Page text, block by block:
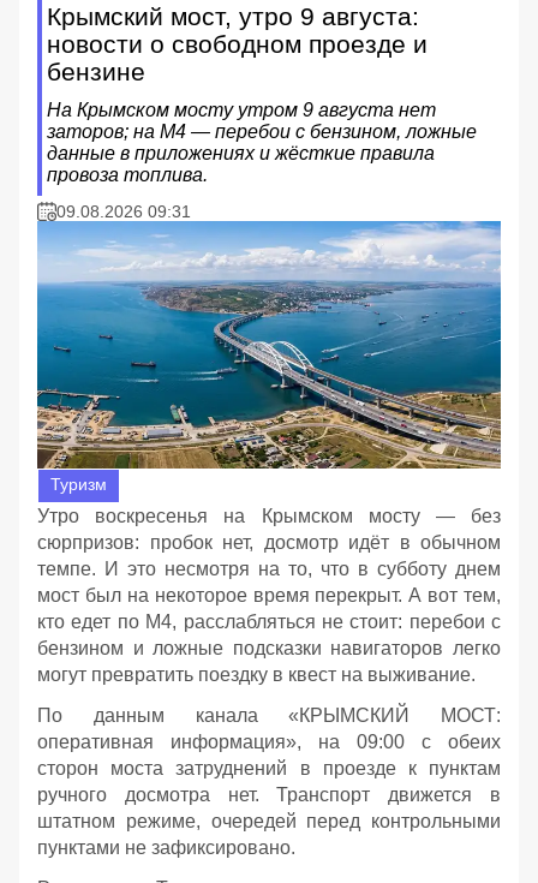
Крымский мост, утро 9 августа:
новости о свободном проезде и
бензине
На Крымском мосту утром 9 августа нет
заторов; на М4 — перебои с бензином, ложные
данные в приложениях и жёсткие правила
провоза топлива.
09.08.2026 09:31
Туризм
Утро воскресенья на Крымском мосту — без
сюрпризов: пробок нет, досмотр идёт в обычном
темпе. И это несмотря на то, что в субботу днем
мост был на некоторое время перекрыт. А вот тем,
кто едет по М4, расслабляться не стоит: перебои с
бензином и ложные подсказки навигаторов легко
могут превратить поездку в квест на выживание.
По данным канала «КРЫМСКИЙ МОСТ:
оперативная информация», на 09:00 с обеих
сторон моста затруднений в проезде к пунктам
ручного досмотра нет. Транспорт движется в
штатном режиме, очередей перед контрольными
пунктами не зафиксировано.